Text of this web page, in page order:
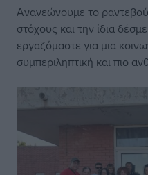
Ανανεώνουμε το
στόχους και την ίδια
εργαζόμαστε για μια
συμπεριληπτική και πιο